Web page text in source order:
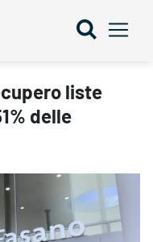
anticipato il 51%
liste
delle